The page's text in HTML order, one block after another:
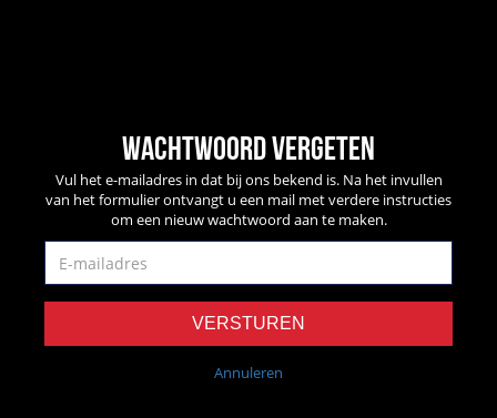
Wachtwoord vergeten
Vul het e-mailadres in dat bij ons bekend is. Na het invullen
van het formulier ontvangt u een mail met verdere instructies
om een nieuw wachtwoord aan te maken.
VERSTUREN
Annuleren